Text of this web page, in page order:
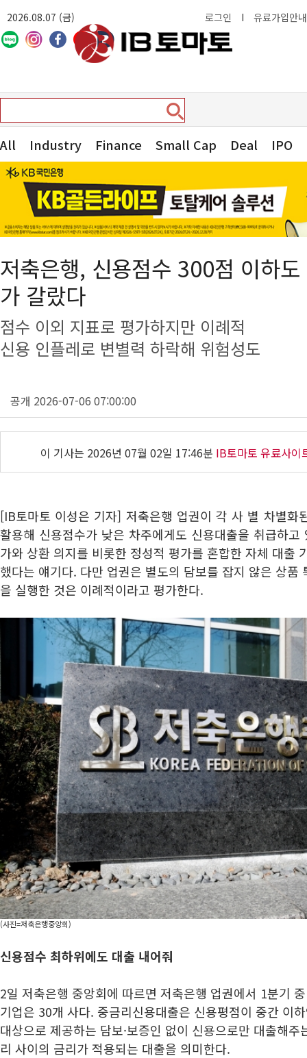
2026.08.07 (금) 로그인 I 유료가입안내
All Industry Finance Small Cap Deal IPO
저축은행, 신용점수 300점 이하
가 갈랐다
점수 이외 지표로 평가하지만 이례적
신용 인플레로 변별력 하락해 위험성도
공개 2026-07-06 07:00:00
이 기사는 2026년 07월 02일 17:46분 IB토마토 유료사이
[IB토마토 이성은 기자] 저축은행 업권이 각 사 별 차별화
활용해 신용점수가 낮은 차주에게도 신용대출을 취급하
가와 상환 의지를 비롯한 정성적 평가를 혼합한 자체 대출
했다는 얘기다. 다만 업권은 별도의 담보를 잡지 않은 상품
을 실행한 것은 이례적이라고 평가한다.
(사진=저축은행중앙회)
신용점수 최하위에도 대출 내어줘
2일 저축은행 중앙회에 따르면 저축은행 업권에서 1분기
기업은 30개 사다. 중금리신용대출은 신용평점이 중간 이
대상으로 제공하는 담보·보증인 없이 신용으로만 대출해
리 사이의 금리가 적용되는 대출을 의미한다.